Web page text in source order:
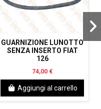
GUARNIZIONE LUNOTTO
SENZA INSERTO FIAT
126
74,00 €
Aggiungi al carrello